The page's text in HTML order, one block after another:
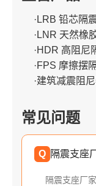
·LRB 铅芯隔
·LNR 天然橡
·HDR 高阻尼
·FPS 摩擦摆
·建筑减震阻
常见问题
Q 隔震支座
隔震支座厂